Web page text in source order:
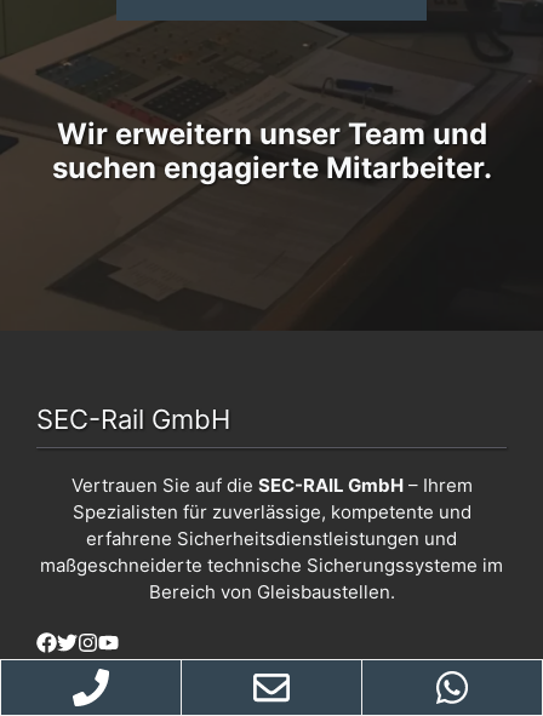
Wir erweitern unser Team und
suchen engagierte Mitarbeiter.
SEC-Rail GmbH
Vertrauen Sie auf die SEC-RAIL GmbH– Ihrem
Spezialisten für zuverlässige, kompetente und
erfahrene Sicherheitsdienstleistungen und
maßgeschneiderte technische Sicherungssysteme im
Bereich von Gleisbaustellen.